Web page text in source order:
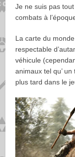
Je ne suis pas
combats à
La carte du
respectable
véhicule
animaux tel qu’
plus tard dans le